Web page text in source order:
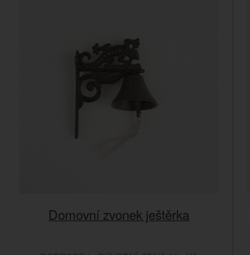
Domovní zvonek ještěrka